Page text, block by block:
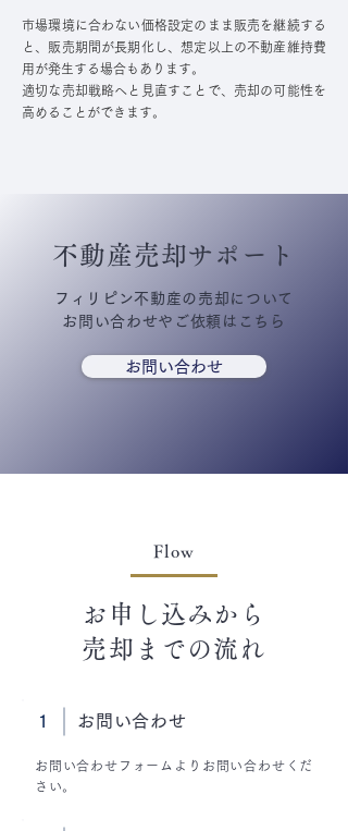
市場環境に合わない価格設定のまま販売を継続する
と、販売期間が長期化し、想定以上の不動産維持費
用が発生する場合もあります。
適切な売却戦略へと見直すことで、売却の可能性を
高めることができます。
不動産売却サポート
フィリピン不動産の売却について
お問い合わせやご依頼はこちら
お問い合わせ
Flow
お申し込みから
売却までの流れ
1 お問い合わせ
お問い合わせフォームよりお問い合わせくだ
さい。